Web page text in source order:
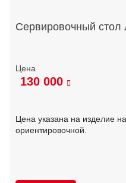
Сервировочный стол
130 000
Цена указана на изделие
ориентировочной.